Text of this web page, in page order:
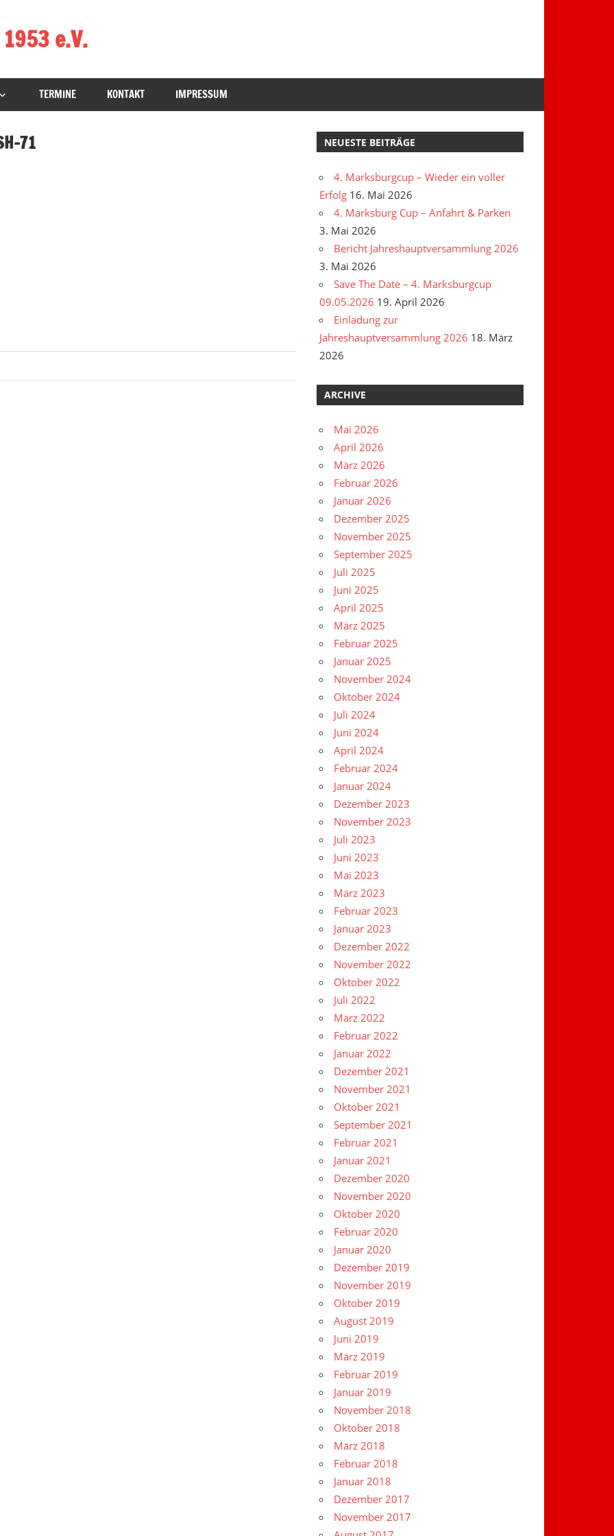
e.V.
TERMINE KONTAKT IMPRESSUM
71 NEUESTE BEITRÄGE
4. Marksburgcup – Wieder ein voller
Erfolg 16. Mai 2026
4. Marksburg Cup – Anfahrt & Parken
3. Mai 2026
Bericht Jahreshauptversammlung 2026
3. Mai 2026
Save The Date – 4. Marksburgcup
09.05.2026 19. April 2026
Einladung zur
Jahreshauptversammlung 2026 18. März
2026
ARCHIVE
Mai 2026
April 2026
März 2026
Februar 2026
Januar 2026
Dezember 2025
November 2025
September 2025
Juli 2025
Juni 2025
April 2025
März 2025
Februar 2025
Januar 2025
November 2024
Oktober 2024
Juli 2024
Juni 2024
April 2024
Februar 2024
Januar 2024
Dezember 2023
November 2023
Juli 2023
Juni 2023
Mai 2023
März 2023
Februar 2023
Januar 2023
Dezember 2022
November 2022
Oktober 2022
Juli 2022
März 2022
Februar 2022
Januar 2022
Dezember 2021
November 2021
Oktober 2021
September 2021
Februar 2021
Januar 2021
Dezember 2020
November 2020
Oktober 2020
Februar 2020
Januar 2020
Dezember 2019
November 2019
Oktober 2019
August 2019
Juni 2019
März 2019
Februar 2019
Januar 2019
November 2018
Oktober 2018
März 2018
Februar 2018
Januar 2018
Dezember 2017
November 2017